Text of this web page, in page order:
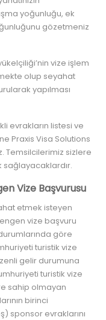
yoğunluğu, ek
gözetmeniz
vize işlem
olup seyahat
yapılması
evrakların listesi ve
Praxis Visa Solutions
Temsilcilerimiz sizlere
sağlayacaklardır.
Vize Başvurusu
etmek isteyen
vize başvuru
göre
turistik vize
gelir durumuna
turistik vize
sahip olmayan
birinci
sponsor evraklarını